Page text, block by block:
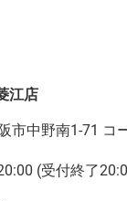
江店
市中野南1-71 コ
(受付終了